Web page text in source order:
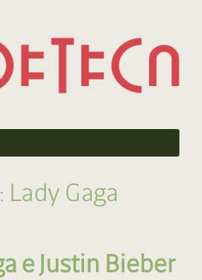
Lady Gaga
e Justin Bieber